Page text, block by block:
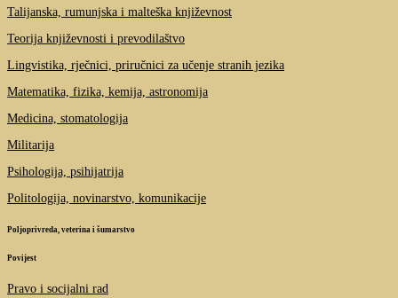
Talijanska, rumunjska i malteška književnost
Teorija književnosti i prevodilaštvo
Lingvistika, rječnici, priručnici za učenje stranih jezika
Matematika, fizika, kemija, astronomija
Medicina, stomatologija
Militarija
Psihologija, psihijatrija
Politologija, novinarstvo, komunikacije
Poljoprivreda, veterina i šumarstvo
Povijest
Pravo i socijalni rad